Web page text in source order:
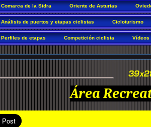
Comarca de la Sidra Oriente de Asturias
Análisis de puertos y etapas ciclistas Cicloturismo
Perfiles de etapas Competición ciclista Vídeos
Área